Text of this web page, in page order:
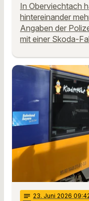
In Oberviechtach
hintereinander
Angaben der
mit einer Skoda-
notes 23. Juni 2026